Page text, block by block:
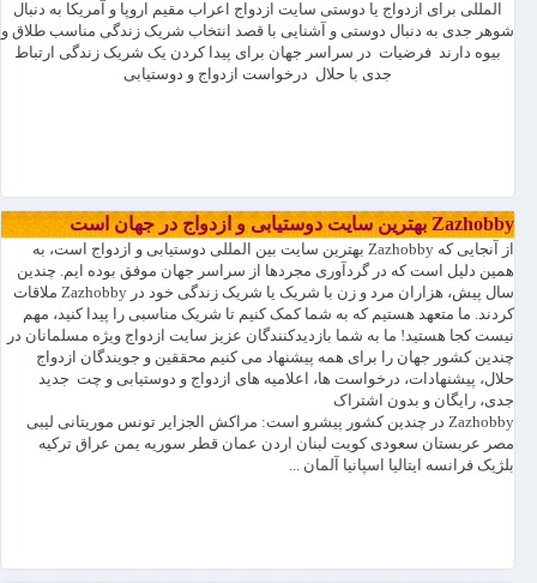
المللی برای ازدواج یا دوستی سایت ازدواج اعراب مقیم اروپا و آمریکا به دنبال
شوهر جدی به دنبال دوستی و آشنایی با قصد انتخاب شریک زندگی مناسب طلاق و
بیوه دارند فرضیات در سراسر جهان برای پیدا کردن یک شریک زندگی ارتباط
جدی با حلال درخواست ازدواج و دوستیابی
Zazhobby بهترین سایت دوستیابی و ازدواج در جهان است
از آنجایی که Zazhobby بهترین سایت بین المللی دوستیابی و ازدواج است، به
همین دلیل است که در گردآوری مجردها از سراسر جهان موفق بوده ایم. چندین
سال پیش، هزاران مرد و زن با شریک یا شریک زندگی خود در Zazhobby ملاقات
کردند. ما متعهد هستیم که به شما کمک کنیم تا شریک مناسبی را پیدا کنید، مهم
نیست کجا هستید! ما به شما بازدیدکنندگان عزیز سایت ازدواج ویژه مسلمانان در
چندین کشور جهان را برای همه پیشنهاد می کنیم محققین و جویندگان ازدواج
حلال، پیشنهادات، درخواست ها، اعلامیه های ازدواج و دوستیابی و چت جدید
جدی، رایگان و بدون اشتراک
Zazhobby در چندین کشور پیشرو است: مراکش الجزایر تونس موریتانی لیبی
مصر عربستان سعودی کویت لبنان اردن عمان قطر سوریه یمن عراق ترکیه
بلژیک فرانسه ایتالیا اسپانیا آلمان ...